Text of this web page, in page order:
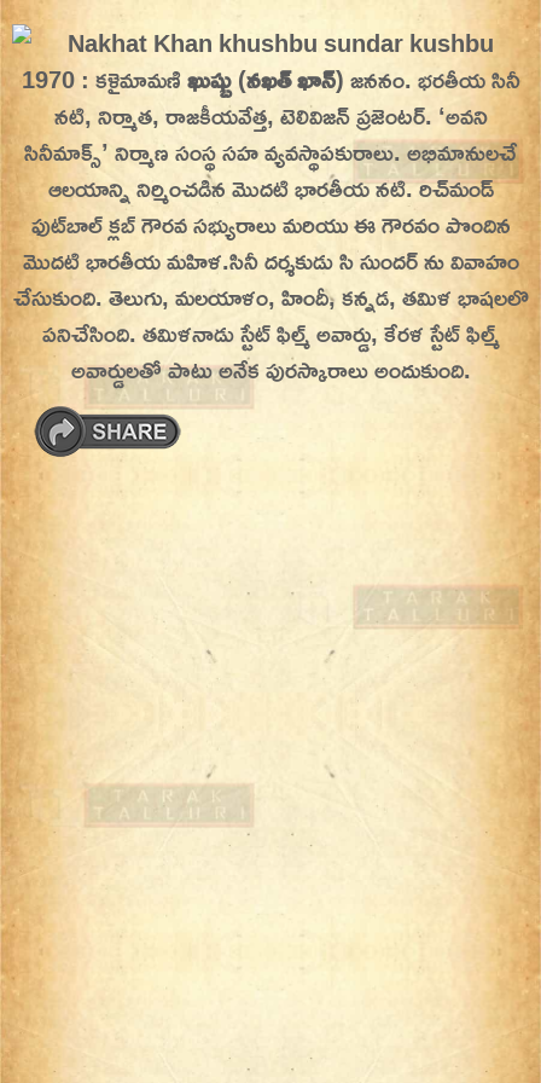
Skip
to
content
On This Day
Today in History | On This Day | This Day in
History | Today in India | What Happened
Today in India | Charitralo eroju | charitra lo
eroju |
1970 : కళైమామణిఖుష్బు(నఖత్ ఖాన్) జననం. భరతీయ సినీ
నటి, నిర్మాత, రాజకీయవేత్త, టెలివిజన్ ప్రజెంటర్. ‘అవని
సినీమాక్స్’ నిర్మాణ సంస్థ సహ వ్యవస్థాపకురాలు. అభిమానులచే
ఆలయాన్ని నిర్మించడిన మొదటి భారతీయ నటి. రిచ్‌మండ్
ఫుట్‌బాల్ క్లబ్ గౌరవ సభ్యురాలు మరియు ఈ గౌరవం పొందిన
మొదటి భారతీయ మహిళ.సినీ దర్శకుడు సి సుందర్ ను వివాహం
చేసుకుంది. తెలుగు, మలయాళం, హిందీ, కన్నడ, తమిళ భాషలలొ
పనిచేసింది. తమిళనాడు స్టేట్ ఫిల్మ్ అవార్డు, కేరళ స్టేట్ ఫిల్మ్
అవార్డులతో పాటు అనేక పురస్కారాలు అందుకుంది.